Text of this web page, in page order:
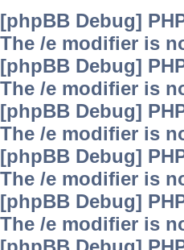
[phpBB Debug]
The /e modifier is
[phpBB Debug]
The /e modifier is
[phpBB Debug]
The /e modifier is
[phpBB Debug]
The /e modifier is
[phpBB Debug]
The /e modifier is